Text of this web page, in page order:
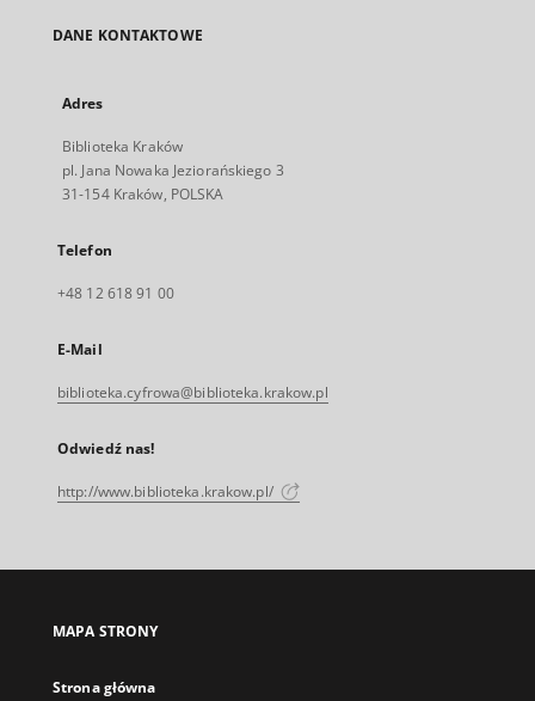
DANE KONTAKTOWE
Adres
Biblioteka Kraków
pl. Jana Nowaka Jeziorańskiego 3
31-154 Kraków, POLSKA
Telefon
+48 12 618 91 00
E-Mail
biblioteka.cyfrowa@biblioteka.krakow.pl
Odwiedź nas!
http://www.biblioteka.krakow.pl/
MAPA STRONY
Strona główna